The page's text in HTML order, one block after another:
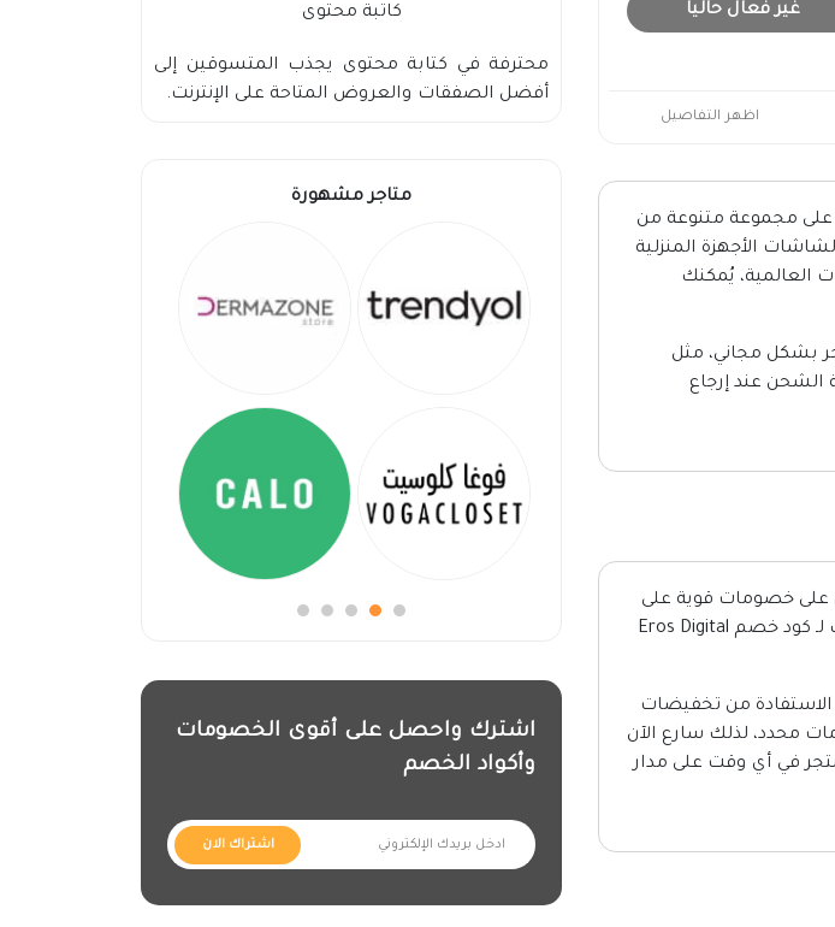
غير فعال حاليا
اظهر التفاصيل
واستمتع بخصم فعال 25% على مجموعة متنوعة من
الأجهزة المنزلية
العالمية، يُمكنك
بشكل مجاني، مثل
الشحن عند إرجاع
على خصومات قوية على
العديد من منتجات الإلكترونيات بتقنيات حديثة ومتطورة، وذلك عند استخدامك لـ كود خصم Eros Digital
من تخفيضات
محدد، لذلك سارع الآن
في أي وقت على مدار
كاتبة محتوى
محترفة في كتابة محتوى يجذب المتسوقين إلى
أفضل الصفقات والعروض المتاحة على الإنترنت.
متاجر مشهورة
اشترك واحصل على أقوى الخصومات
وأكواد الخصم
اشتراك الان